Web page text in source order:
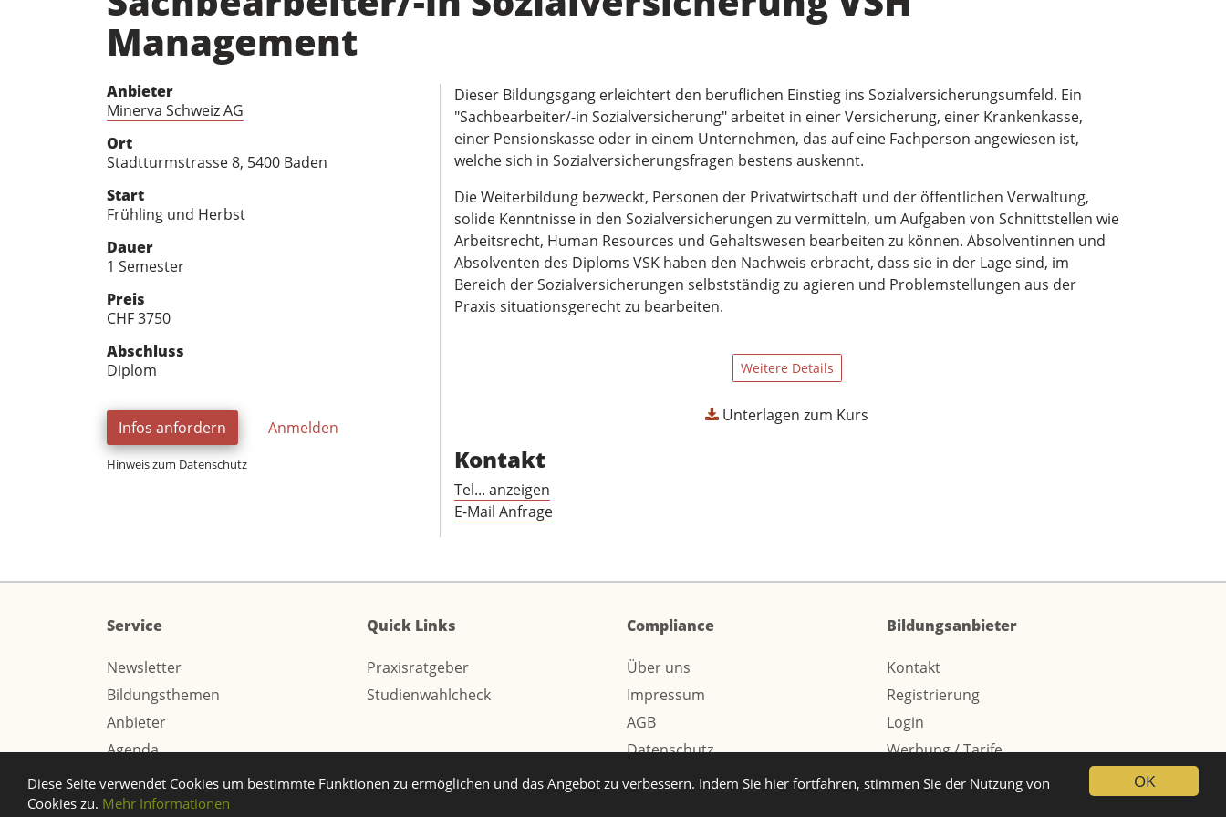
OK
Diese Seite verwendet Cookies um bestimmte Funktionen zu ermöglichen und das Angebot zu verbessern. Indem Sie hier fortfahren, stimmen Sie der Nutzung von
Cookies zu. Mehr Informationen
Management
Anbieter
Minerva Schweiz AG
Ort
Stadtturmstrasse 8, 5400 Baden
Start
Frühling und Herbst
Dauer
1 Semester
Preis
CHF 3750
Abschluss
Diplom
Infos anfordern Anmelden
Hinweis zum Datenschutz
Dieser Bildungsgang erleichtert den beruflichen Einstieg ins Sozialversicherungsumfeld. Ein
"Sachbearbeiter/-in Sozialversicherung" arbeitet in einer Versicherung, einer Krankenkasse,
einer Pensionskasse oder in einem Unternehmen, das auf eine Fachperson angewiesen ist,
welche sich in Sozialversicherungsfragen bestens auskennt.
Die Weiterbildung bezweckt, Personen der Privatwirtschaft und der öffentlichen Verwaltung,
solide Kenntnisse in den Sozialversicherungen zu vermitteln, um Aufgaben von Schnittstellen wie
Arbeitsrecht, Human Resources und Gehaltswesen bearbeiten zu können. Absolventinnen und
Absolventen des Diploms VSK haben den Nachweis erbracht, dass sie in der Lage sind, im
Bereich der Sozialversicherungen selbstständig zu agieren und Problemstellungen aus der
Praxis situationsgerecht zu bearbeiten.
Weitere Details
Unterlagen zum Kurs
Kontakt
Tel... anzeigen
E-Mail Anfrage
Service
Newsletter
Bildungsthemen
Anbieter
Agenda
Quick Links
Praxisratgeber
Studienwahlcheck
Compliance
Über uns
Impressum
AGB
Datenschutz
Bildungsanbieter
Kontakt
Registrierung
Login
Werbung / Tarife
© 2026 Webtech AG